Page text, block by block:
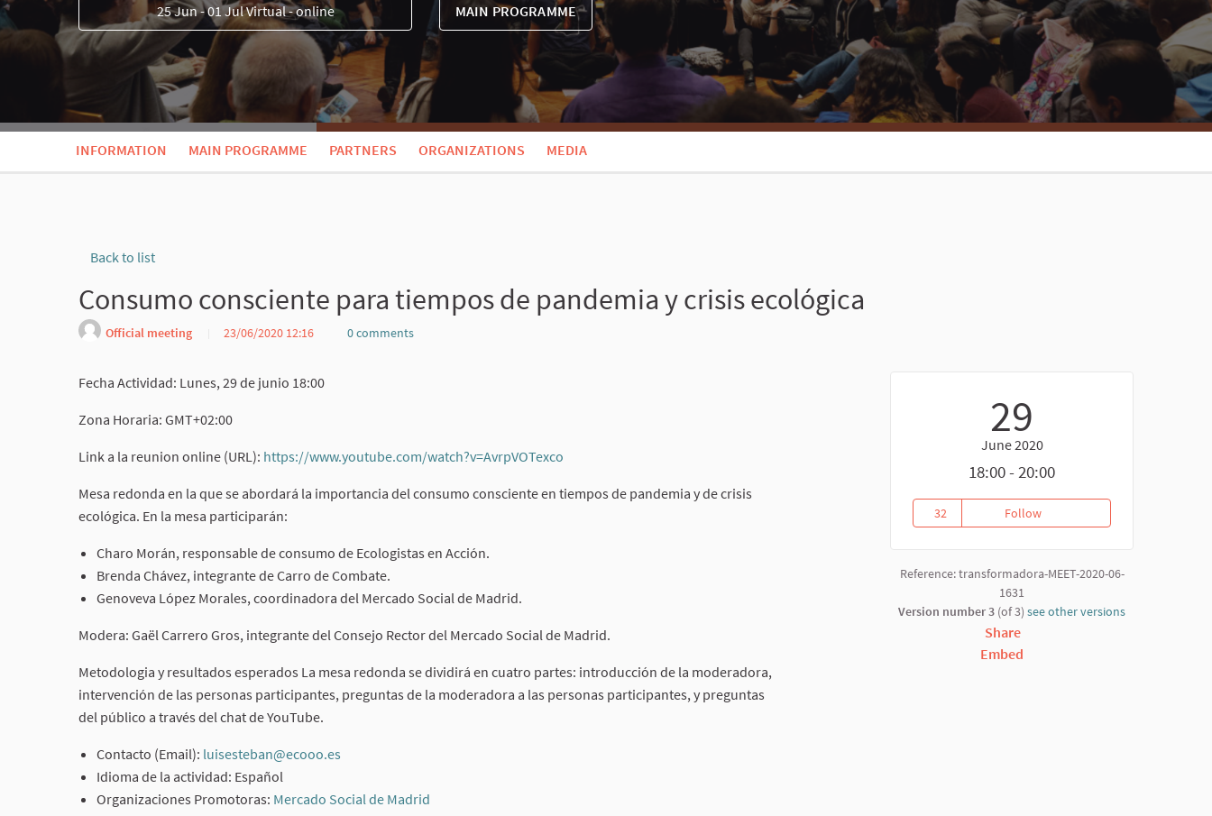
25 Jun - 01 Jul Virtual - online MAIN PROGRAMME
INFORMATION MAIN PROGRAMME PARTNERS ORGANIZATIONS MEDIA
Back to list
Consumo consciente para tiempos de pandemia y crisis ecológica
Official meeting 23/06/2020 12:16 0 comments
29
June 2020
18:00 - 20:00
32
32 followers
FollowConsumo consciente para
Reference: transformadora-MEET-2020-06-
1631
Version number 3 (of 3) see other versions
Share
Embed
Fecha Actividad: Lunes, 29 de junio 18:00
Zona Horaria: GMT+02:00
Link a la reunion online (URL): https://www.youtube.com/watch?v=AvrpVOTexco
Mesa redonda en la que se abordará la importancia del consumo consciente en tiempos de pandemia y de crisis
ecológica. En la mesa participarán:
Charo Morán, responsable de consumo de Ecologistas en Acción.
Brenda Chávez, integrante de Carro de Combate.
Genoveva López Morales, coordinadora del Mercado Social de Madrid.
Modera: Gaël Carrero Gros, integrante del Consejo Rector del Mercado Social de Madrid.
Metodologia y resultados esperados La mesa redonda se dividirá en cuatro partes: introducción de la moderadora,
intervención de las personas participantes, preguntas de la moderadora a las personas participantes, y preguntas
del público a través del chat de YouTube.
Contacto (Email): luisesteban@ecooo.es
Idioma de la actividad: Español
Organizaciones Promotoras: Mercado Social de Madrid